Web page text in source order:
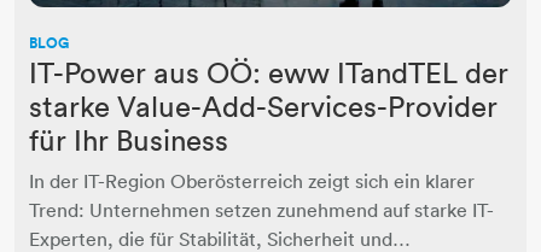
BLOG
IT-Power aus OÖ: eww ITandTEL der
starke Value-Add-Services-Provider
für Ihr Business
In der IT-Region Oberösterreich zeigt sich ein klarer
Trend: Unternehmen setzen zunehmend auf starke IT-
Experten, die für Stabilität, Sicherheit und…